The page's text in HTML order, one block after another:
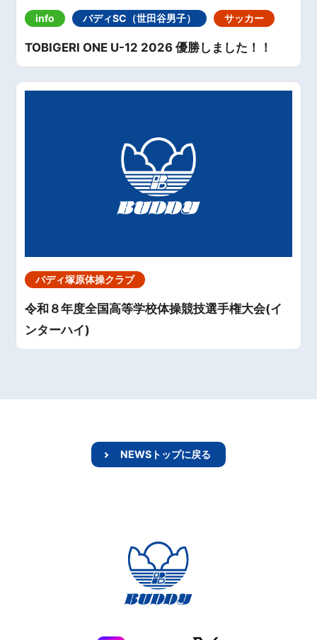
info バディSC（世田谷男子） サッカー
TOBIGERI ONE U-12 2026 優勝しました！！
バディ塚原体操クラブ
令和８年度全国高等学校体操競技選手権大会(イ
ンターハイ)
NEWSトップに戻る